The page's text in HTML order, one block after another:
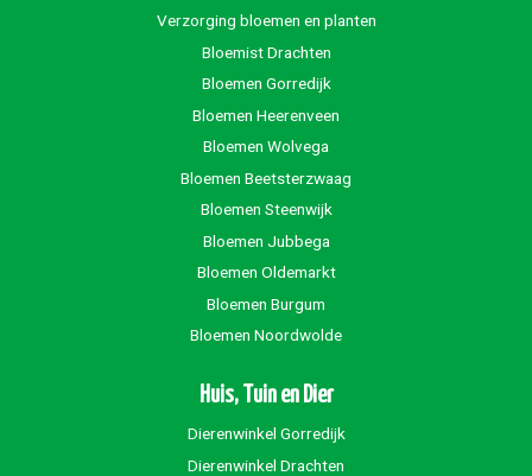
Verzorging bloemen en planten
Bloemist Drachten
Bloemen Gorredijk
Bloemen Heerenveen
Bloemen Wolvega
Bloemen Beetsterzwaag
Bloemen Steenwijk
Bloemen Jubbega
Bloemen Oldemarkt
Bloemen Burgum
Bloemen Noordwolde
Huis, Tuin en Dier
Dierenwinkel Gorredijk
Dierenwinkel Drachten